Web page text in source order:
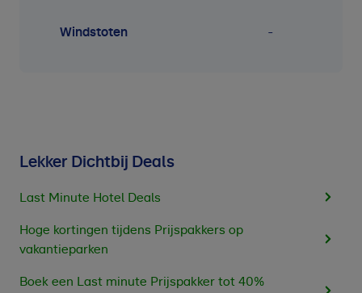
Windstoten -
Lekker Dichtbij Deals
Last Minute Hotel Deals
Hoge kortingen tijdens Prijspakkers op
vakantieparken
Boek een Last minute Prijspakker tot 40%